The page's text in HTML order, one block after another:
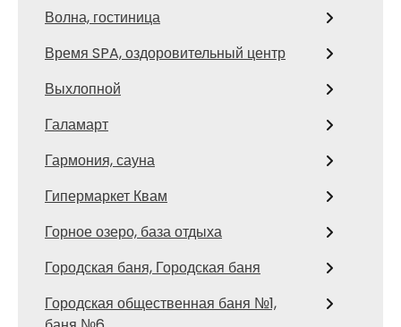
Волна, гостиница
Время SPA, оздоровительный центр
Выхлопной
Галамарт
Гармония, сауна
Гипермаркет Квам
Горное озеро, база отдыха
Городская баня, Городская баня
Городская общественная баня №1,